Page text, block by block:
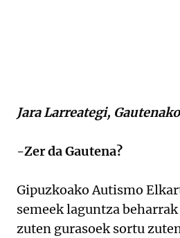
Jara Larreategi,
-Zer da Gautena?
Gipuzkoako Autismo
semeek laguntza
zuten gurasoek sortu